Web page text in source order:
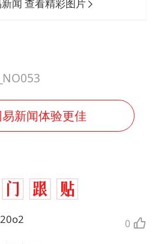
闻 查看精彩图片
新闻体验更佳
0